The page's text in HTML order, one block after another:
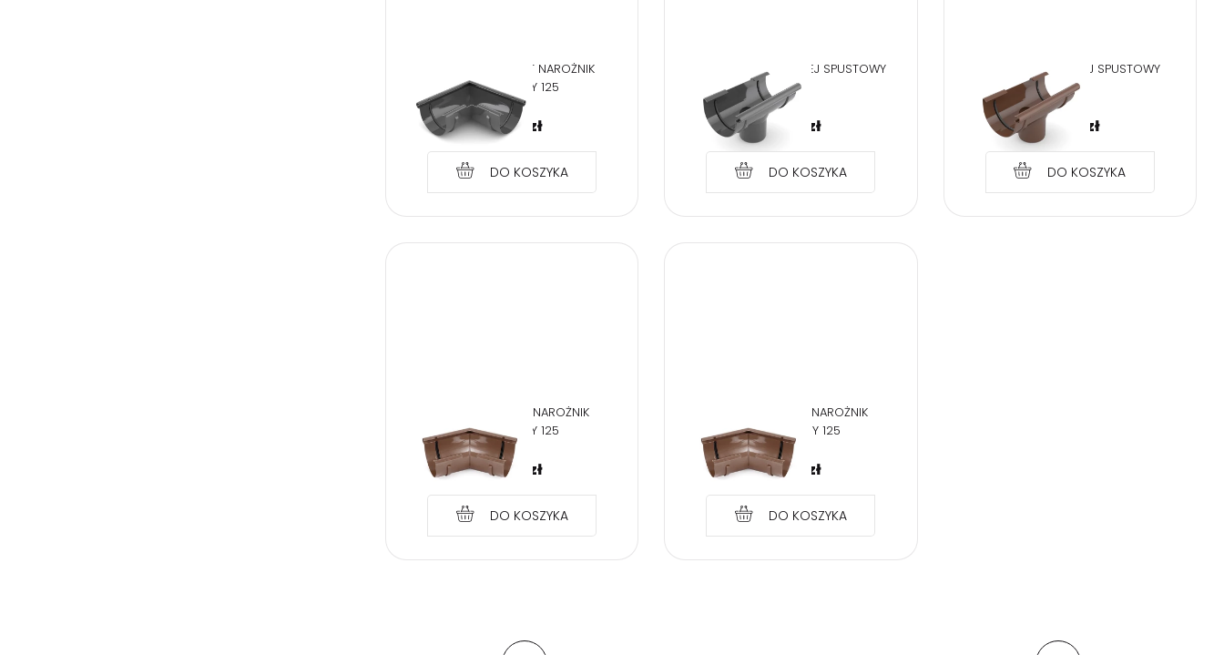
BRYZA PVC GRAFIT NAROŻNIK
ZEWNĘTRZNY 125
26,49 zł
DO KOSZYKA
BRYZA PVC GRAFIT LEJ SPUSTOWY
125/90
26,49 zł
DO KOSZYKA
BRYZA PVC BRĄZ LEJ SPUSTOWY
125/90
26,49 zł
DO KOSZYKA
BRYZA PVC BRĄZ NAROŻNIK
ZEWNĘTRZNY 125
26,49 zł
DO KOSZYKA
BRYZA PVC BRĄZ NAROŻNIK
WEWNĘTRZNY 125
26,49 zł
DO KOSZYKA